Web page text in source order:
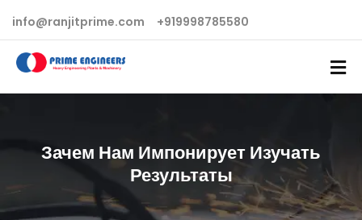
info@ranjitprime.com +919998785580
Зачем Нам Импонирует Изучать
Результаты